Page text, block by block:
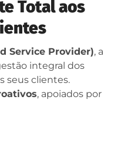
Total aos
Service Provider), a
integral dos
seus clientes.
, apoiados por